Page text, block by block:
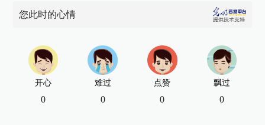
您此时的心情
开心
0
难过
0
点赞
0
飘过
0